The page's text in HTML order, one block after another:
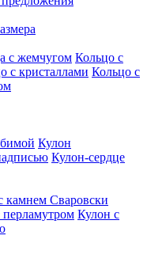
с жемчугом Кольцо с
с кристаллами Кольцо с
Кулон
Кулон-сердце
камнем Сваровски
перламутром Кулон с